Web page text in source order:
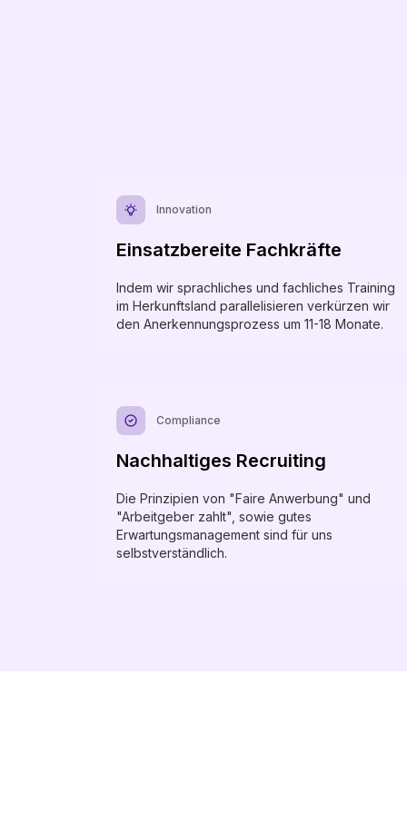
Innovation
Einsatzbereite Fachkräfte
Indem wir sprachliches und fachliches Training
im Herkunftsland parallelisieren verkürzen wir
den Anerkennungsprozess um 11-18 Monate.
Compliance
Nachhaltiges Recruiting
Die Prinzipien von "Faire Anwerbung" und
"Arbeitgeber zahlt", sowie gutes
Erwartungsmanagement sind für uns
selbstverständlich.